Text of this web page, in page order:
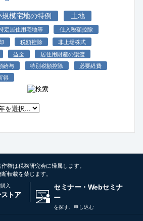
規模宅地の特例 土地
定居住用宅地等 仕入税額控除
税額控除
非上場株式
益金
居住用財産の譲渡
給与 特別税額控除
必要経費
得
権は税務研究会に帰属します。
転載を禁じます。
入
トア
セミナー・Webセミナ
ー
を探す、申し込む